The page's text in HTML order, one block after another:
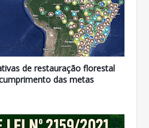
de restauração florestal
das metas